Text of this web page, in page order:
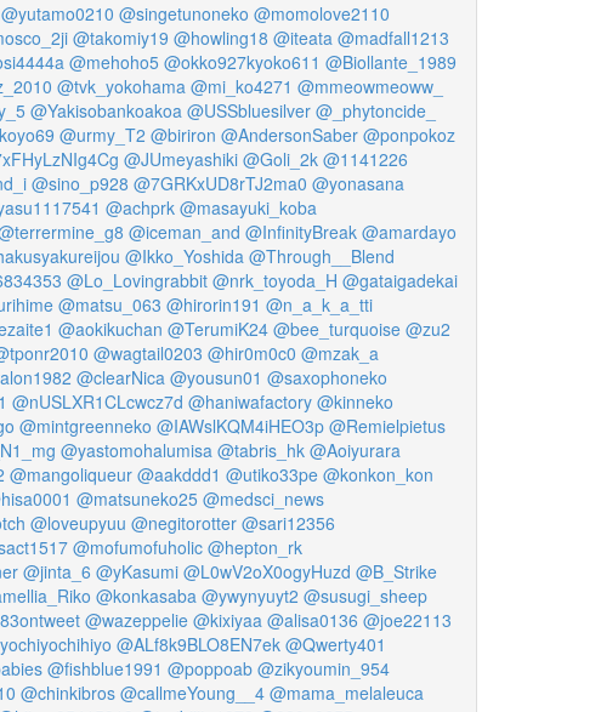
@yutamo0210 @singetunoneko @momolove2110
@takomiy19 @howling18 @iteata @madfall1213
@mehoho5 @okko927kyoko611 @Biollante_1989
@tvk_yokohama @mi_ko4271 @mmeowmeoww_
@Yakisobankoakoa @USSbluesilver @_phytoncide_
@urmy_T2 @biriron @AndersonSaber @ponpokoz
@JUmeyashiki @Goli_2k @1141226
@sino_p928 @7GRKxUD8rTJ2ma0 @yonasana
@achprk @masayuki_koba
@iceman_and @InfinityBreak @amardayo
@Ikko_Yoshida @Through__Blend
@Lo_Lovingrabbit @nrk_toyoda_H @gataigadekai
@matsu_063 @hirorin191 @n_a_k_a_tti
@aokikuchan @TerumiK24 @bee_turquoise @zu2
@wagtail0203 @hir0m0c0 @mzak_a
@clearNica @yousun01 @saxophoneko
@nUSLXR1CLcwcz7d @haniwafactory @kinneko
@mintgreenneko @IAWslKQM4iHEO3p @Remielpietus
@yastomohalumisa @tabris_hk @Aoiyurara
@mangoliqueur @aakddd1 @utiko33pe @konkon_kon
@matsuneko25 @medsci_news
@loveupyuu @negitorotter @sari12356
@mofumofuholic @hepton_rk
@jinta_6 @yKasumi @L0wV2oX0ogyHuzd @B_Strike
@konkasaba @ywynyuyt2 @susugi_sheep
@wazeppelie @kixiyaa @alisa0136 @joe22113
@ALf8k9BLO8EN7ek @Qwerty401
@fishblue1991 @poppoab @zikyoumin_954
@chinkibros @callmeYoung__4 @mama_melaleuca